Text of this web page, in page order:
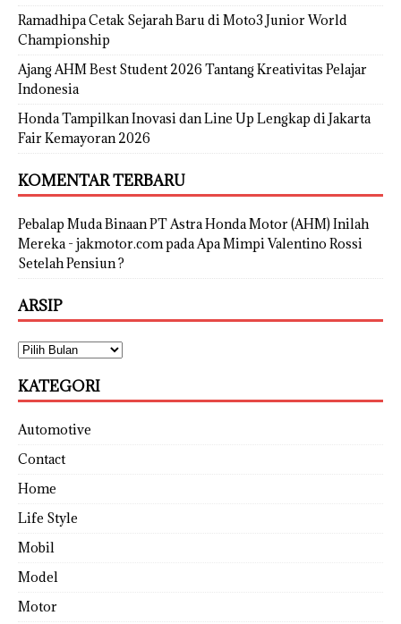
Ramadhipa Cetak Sejarah Baru di Moto3 Junior World
Championship
Ajang AHM Best Student 2026 Tantang Kreativitas Pelajar
Indonesia
Honda Tampilkan Inovasi dan Line Up Lengkap di Jakarta
Fair Kemayoran 2026
KOMENTAR TERBARU
Pebalap Muda Binaan PT Astra Honda Motor (AHM) Inilah
Mereka - jakmotor.compadaApa Mimpi Valentino Rossi
Setelah Pensiun ?
ARSIP
KATEGORI
Automotive
Contact
Home
Life Style
Mobil
Model
Motor